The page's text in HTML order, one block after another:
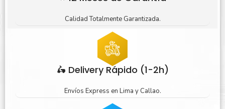
Calidad Totalmente Garantizada.
🛵 Delivery Rápido (1-2h)
Envíos Express en Lima y Callao.